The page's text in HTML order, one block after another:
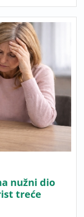
nužni dio
treće